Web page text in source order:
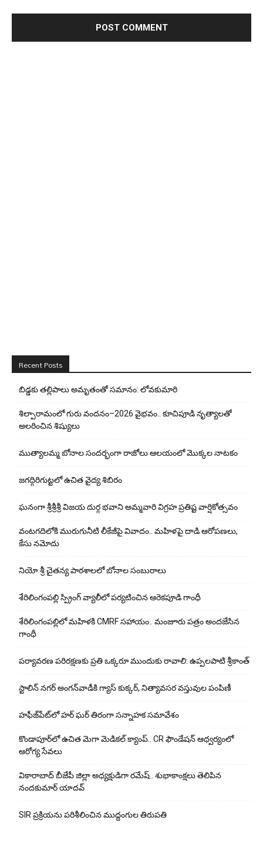
Recent Posts
బిడ్డ‌కు త‌ల్లిపాలు అమృతంతో స‌మానం: లోవ‌కుమారి
శిల్పారామంలో గురు వందనం–2026 వైభవం.. కూచిపూడి నృత్యాలతో
అలరించిన శిష్యులు
ముత్యాలమ్మ బోనాల సందర్భంగా రాజోలు ఆలయంలో మొక్కల నాటకం
జగద్గిరిగుట్టలో ఉచిత వైద్య శిబిరం
ఘనంగా శ్రీశ్రీశ్రీ విజయ దుర్గ భవాని అమ్మవారి విగ్రహ ప్రతిష్ట వార్షికోత్సవం
వంటగదిలోకి మురుగునీటి లీకేజీపై వివాదం.. మహిళపై దాడి ఆరోపణలు,
కేసు నమోదు
నియో శ్రీ చైతన్య పాఠశాలలో బోనాల సంబురాలు
శేరిలింగంపల్లి స్ప్రింగ్ వ్యాలీలో పర్యటించిన ఆరెకపూడి గాంధీ
శేరిలింగంపల్లిలో మ‌హిళ‌కి CMRF స‌హాయం.. మంజూరు పత్రం అందజేసిన
గాంధీ
పర్యావరణ పరిరక్షణకు ప్రతి ఒక్కరూ ముందుకు రావాలి: ఉప్పలపాటి శ్రీకాంత్
స్టాలిన్ నగర్ అంగన్‌వాడీకి గ్యాస్ కుక్కర్, నిత్యావసర వస్తువుల పంపిణీ
హఫీజ్‌పేట్‌లో హర్ ఘర్ తిరంగా సన్నాహక సమావేశం
కొండాపూర్‌లో ఉచిత మెగా మెడికల్ క్యాంప్.. CR ఫౌండేషన్ ఆధ్వర్యంలో
ఆరోగ్య సేవలు
వికారాబాద్ బీజేపీ జిల్లా అధ్యక్షుడిగా రమేష్‌.. శుభాకాంక్షలు తెలిపిన
నందకుమార్ యాదవ్
SIR ప్రక్రియను పరిశీలించిన ముద్దంగుల తిరుపతి